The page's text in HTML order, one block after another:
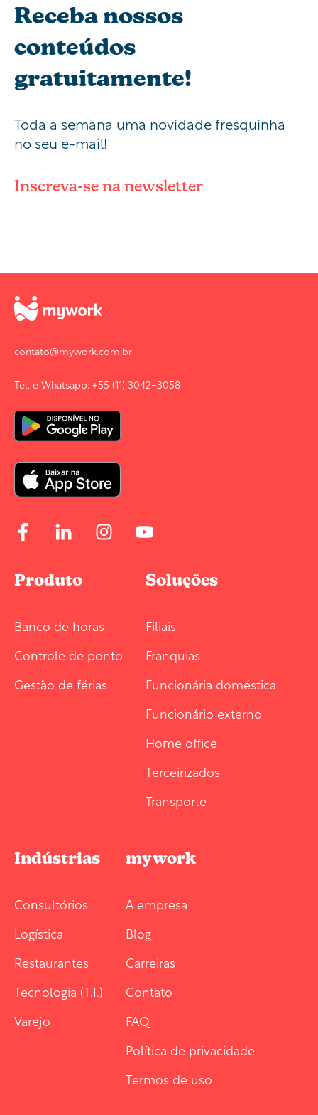
Receba nossos
conteúdos
gratuitamente!
Toda a semana uma novidade fresquinha
no seu e-mail!
Inscreva-se na newsletter
contato@mywork.com.br
Tel. e Whatsapp: +55 (11) 3042-3058
Produto
Banco de horas
Controle de ponto
Gestão de férias
Soluções
Filiais
Franquias
Funcionária doméstica
Funcionário externo
Home office
Terceirizados
Transporte
Indústrias
Consultórios
Logística
Restaurantes
Tecnologia (T.I.)
Varejo
mywork
A empresa
Blog
Carreiras
Contato
FAQ
Política de privacidade
Termos de uso